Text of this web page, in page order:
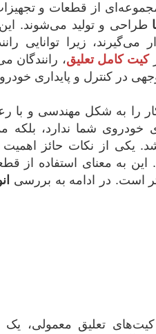
از قطعات و
طراحی و تولید می‌شوند.
می‌گیرند، زیرا توانایی
کیت‌ کامل تعلیق، رانندگان
در کنترل و پایداری
را به شکل مهندسی و با
خودروی شما ندارد،
یکی از نکات حائز
به معنای استفاده از
است. در ادامه به بررسی
کیت‌های تعلیق معمولی،